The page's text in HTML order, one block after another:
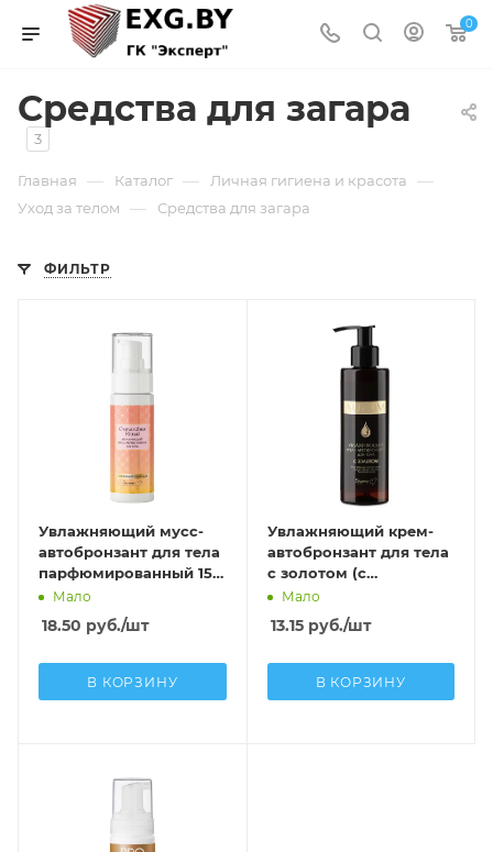
0
Средства для загара
3
Главная — Каталог — Личная гигиена и красота —
Уход за телом — Средства для загара
ФИЛЬТР
Увлажняющий мусс-
автобронзант для тела
парфюмированный 150
млМало
18.50 руб./шт
В КОРЗИНУ
Увлажняющий крем-
автобронзант для тела
с золотом (с
дозатором)
Мало
13.15руб./шт
В КОРЗИНУ